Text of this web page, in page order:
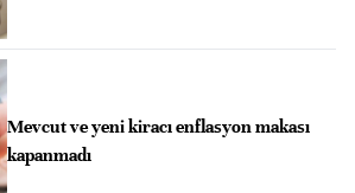
Mevcut ve yeni kiracı enflasyon makası
kapanmadı